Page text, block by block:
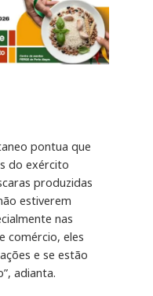
pontua que
do exército
produzidas
estiverem
nas
comércio, eles
e se estão
adianta.